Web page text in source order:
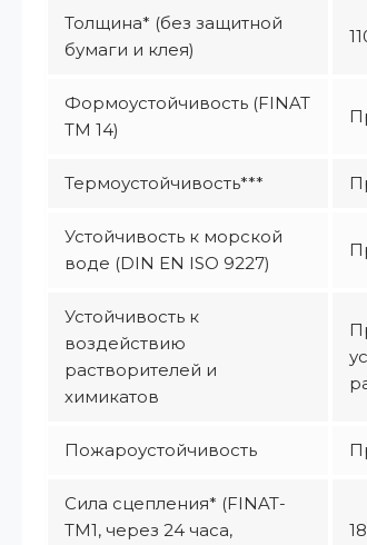
Толщина* (без защитной
бумаги и клея)
Формоустойчивость (FINAT
TM 14)
Термоустойчивость***
Устойчивость к морской
воде (DIN EN ISO 9227)
Устойчивость к
воздействию
растворителей и
химикатов
Пожароустойчивость
Сила сцепления* (FINAT-
TM1, через 24 часа,